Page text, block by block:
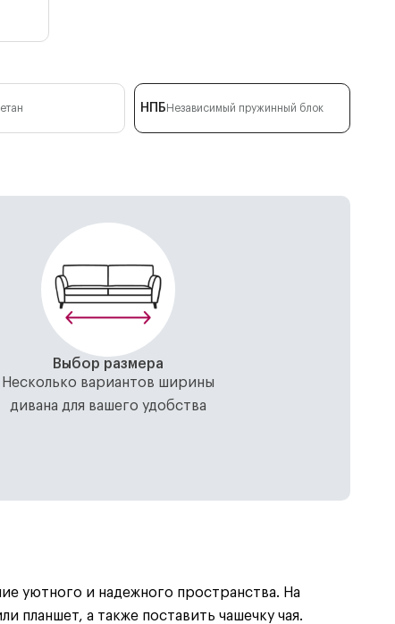
НПБ Независимый пружинный блок
Выбор размера
Несколько вариантов ширины
дивана для вашего удобства
уютного и надежного пространства. На
планшет, а также поставить чашечку чая.